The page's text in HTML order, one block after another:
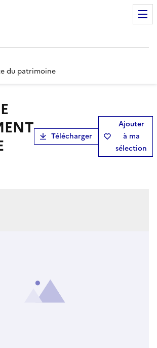
du patrimoine
Télécharger
Ajouter
à ma
sélection